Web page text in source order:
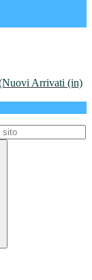
Arrivati (in)